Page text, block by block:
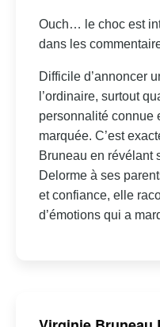
Ouch… le choc est
dans les
Difficile d’annoncer
l’ordinaire, surtout
personnalité connue
marquée. C’est
Bruneau en révélant
Delorme à ses
et confiance, elle
d’émotions qui a